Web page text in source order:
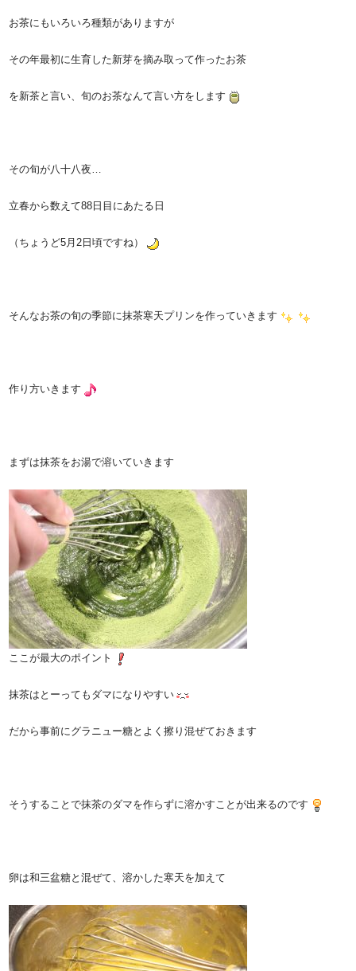
お茶にもいろいろ種類がありますが
その年最初に生育した新芽を摘み取って作ったお茶
を新茶と言い、旬のお茶なんて言い方をします
その旬が八十八夜…
立春から数えて88日目にあたる日
（ちょうど5月2日頃ですね）
そんなお茶の旬の季節に抹茶寒天プリンを作っていきます
作り方いきます
まずは抹茶をお湯で溶いていきます
ここが最大のポイント
抹茶はとーってもダマになりやすい
だから事前にグラニュー糖とよく擦り混ぜておきます
そうすることで抹茶のダマを作らずに溶かすことが出来るのです
卵は和三盆糖と混ぜて、溶かした寒天を加えて